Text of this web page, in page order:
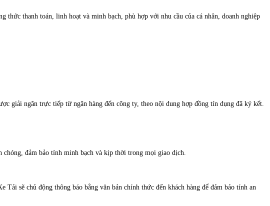
thanh toán, linh hoạt và minh bạch, phù hợp với nhu cầu của cá nhân, doanh nghiệp
giải ngân trực tiếp từ ngân hàng đến công ty, theo nội dung hợp đồng tín dụng đã ký kết.
chóng, đảm bảo tính minh bạch và kịp thời trong mọi giao dịch.
sẽ chủ động thông báo bằng văn bản chính thức đến khách hàng để đảm bảo tính an